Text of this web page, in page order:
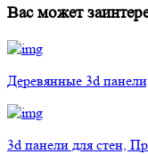
Вас может
Деревянные 3d
3d панели для стен,